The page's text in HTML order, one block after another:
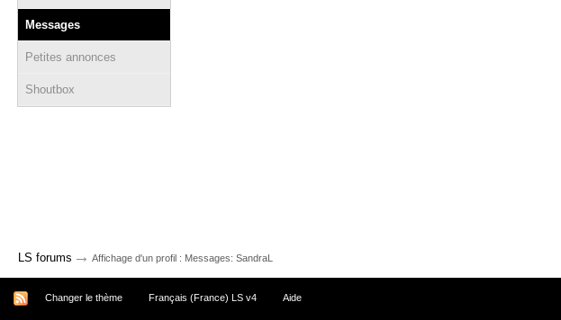
Messages
Petites annonces
Shoutbox
LS forums → Affichage d'un profil : Messages: SandraL
Changer le thème Français (France) LS v4 Aide